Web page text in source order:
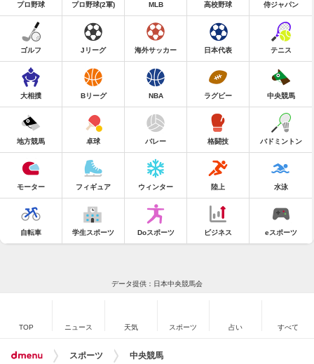
プロ野球 プロ野球(2軍) MLB 高校野球 侍ジャパン
ゴルフ Jリーグ 海外サッカー 日本代表 テニス
大相撲 Bリーグ NBA ラグビー 中央競馬
地方競馬 卓球 バレー 格闘技 バドミントン
モーター フィギュア ウィンター 陸上 水泳
自転車 学生スポーツ Doスポーツ ビジネス eスポーツ
データ提供：日本中央競馬会
TOP ニュース 天気 スポーツ 占い すべて
スポーツ 中央競馬